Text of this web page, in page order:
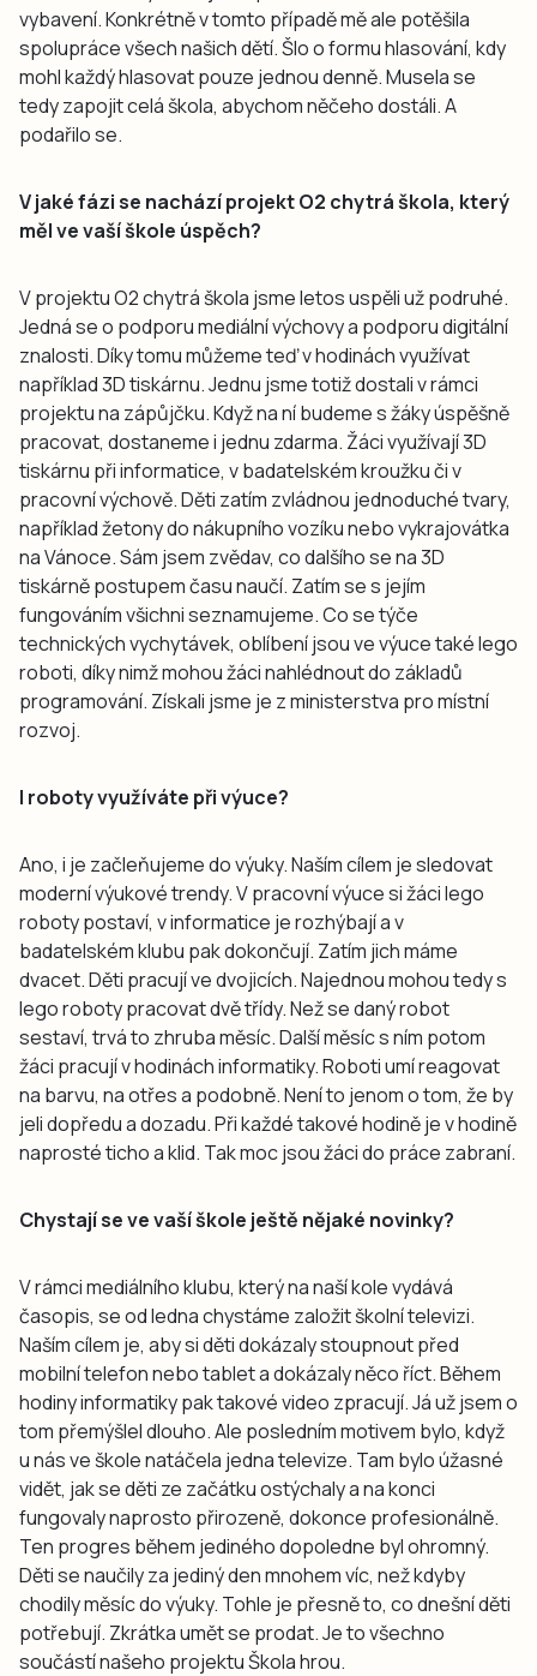
vybavení. Konkrétně v tomto případě mě ale potěšila
spolupráce všech našich dětí. Šlo o formu hlasování, kdy
mohl každý hlasovat pouze jednou denně. Musela se
tedy zapojit celá škola, abychom něčeho dostáli. A
podařilo se.
V jaké fázi se nachází projekt O2 chytrá škola, který
měl ve vaší škole úspěch?
V projektu O2 chytrá škola jsme letos uspěli už podruhé.
Jedná se o podporu mediální výchovy a podporu digitální
znalosti. Díky tomu můžeme teď v hodinách využívat
například 3D tiskárnu. Jednu jsme totiž dostali v rámci
projektu na zápůjčku. Když na ní budeme s žáky úspěšně
pracovat, dostaneme i jednu zdarma. Žáci využívají 3D
tiskárnu při informatice, v badatelském kroužku či v
pracovní výchově. Děti zatím zvládnou jednoduché tvary,
například žetony do nákupního vozíku nebo vykrajovátka
na Vánoce. Sám jsem zvědav, co dalšího se na 3D
tiskárně postupem času naučí. Zatím se s jejím
fungováním všichni seznamujeme. Co se týče
technických vychytávek, oblíbení jsou ve výuce také lego
roboti, díky nimž mohou žáci nahlédnout do základů
programování. Získali jsme je z ministerstva pro místní
rozvoj.
I roboty využíváte při výuce?
Ano, i je začleňujeme do výuky. Naším cílem je sledovat
moderní výukové trendy. V pracovní výuce si žáci lego
roboty postaví, v informatice je rozhýbají a v
badatelském klubu pak dokončují. Zatím jich máme
dvacet. Děti pracují ve dvojicích. Najednou mohou tedy s
lego roboty pracovat dvě třídy. Než se daný robot
sestaví, trvá to zhruba měsíc. Další měsíc s ním potom
žáci pracují v hodinách informatiky. Roboti umí reagovat
na barvu, na otřes a podobně. Není to jenom o tom, že by
jeli dopředu a dozadu. Při každé takové hodině je v hodině
naprosté ticho a klid. Tak moc jsou žáci do práce zabraní.
Chystají se ve vaší škole ještě nějaké novinky?
V rámci mediálního klubu, který na naší kole vydává
časopis, se od ledna chystáme založit školní televizi.
Naším cílem je, aby si děti dokázaly stoupnout před
mobilní telefon nebo tablet a dokázaly něco říct. Během
hodiny informatiky pak takové video zpracují. Já už jsem o
tom přemýšlel dlouho. Ale posledním motivem bylo, když
u nás ve škole natáčela jedna televize. Tam bylo úžasné
vidět, jak se děti ze začátku ostýchaly a na konci
fungovaly naprosto přirozeně, dokonce profesionálně.
Ten progres během jediného dopoledne byl ohromný.
Děti se naučily za jediný den mnohem víc, než kdyby
chodily měsíc do výuky. Tohle je přesně to, co dnešní děti
potřebují. Zkrátka umět se prodat. Je to všechno
součástí našeho projektu Škola hrou.